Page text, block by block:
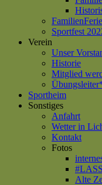
Sportfest
Verein
Unser
Historie
Mitglied
Sportheim
Sonstiges
Anfahrt
Wetter in
Kontakt
Fotos
Alte